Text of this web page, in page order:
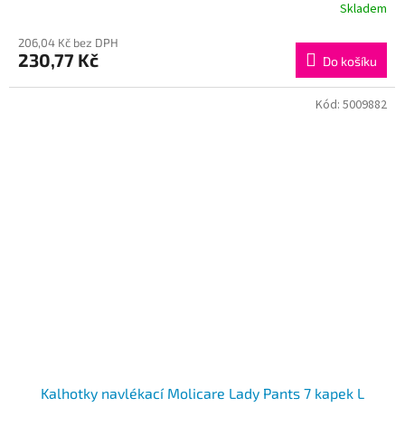
Skladem
206,04 Kč bez DPH
230,77 Kč Do košíku
Kalhotky navlékací Molicare Lady Pants 7 kapek L
Kód: 5009882